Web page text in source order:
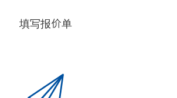
填写报价单